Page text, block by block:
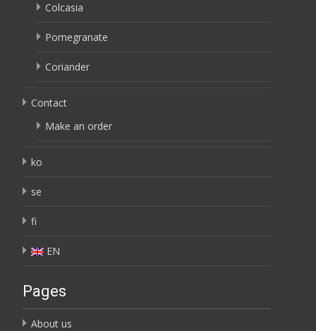
Colcasia
Pomegranate
Coriander
Contact
Make an order
ko
se
fi
EN
Pages
About us